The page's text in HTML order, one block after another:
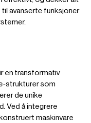
avanserte funksjoner
en transformativ
strukturer som
de unike
Ved å integrere
maskinvare